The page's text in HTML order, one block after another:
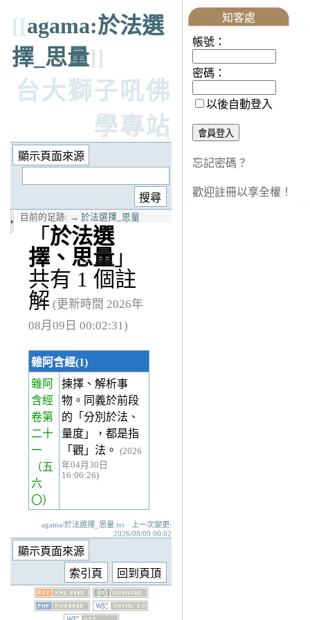
[[agama:於法選
擇_思量]]
台大獅子吼佛
學專站
目前的足跡: → 於法選擇_思量
「 於法選
擇、思量 」
共有 1 個註
解 (更新時間 2026年
08月09日 00:02:31)
雜阿含經(1)
雜阿
含經
卷第
二十
一
（五
六
〇）
揀擇、解析事
物。同義於前段
的「分別於法、
量度」，都是指
「觀」法。
(2026
年04月30日
16:06:26)
agama/於法選擇_思量.txt · 上一次變更:
2026/08/09 00:02
知客處
帳號：
密碼：
以後自動登入
忘記密碼？
歡迎註冊以享全權！